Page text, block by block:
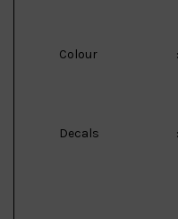
Colour :
Decals :